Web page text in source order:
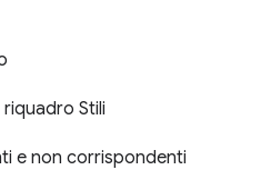
riquadro Stili
e non corrispondenti